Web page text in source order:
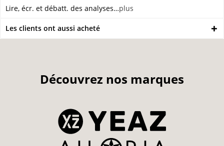
Lire, écr. et débatt. des analyses…plus
Les clients ont aussi acheté
Découvrez nos marques